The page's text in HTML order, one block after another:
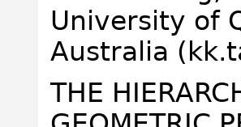
University of
Australia
THE